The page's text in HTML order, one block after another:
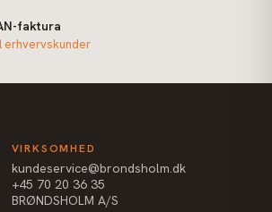
faktura
erhvervskunder
VIRKSOMHED
kundeservice@brondsholm.dk
+45 70 20 36 35
BRØNDSHOLM A/S